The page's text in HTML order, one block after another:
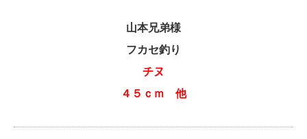
山本兄弟様
フカセ釣り
チヌ
４５ｃｍ 他